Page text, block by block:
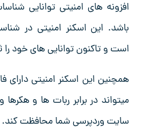
افزونه های امنیتی توانایی
باشد. این اسکنر امنیتی در
است و تاکنون توانایی های خود
همچنین این اسکنر امنیتی
میتواند در برابر ربات ها و
سایت وردپرسی شما محافظت کند.